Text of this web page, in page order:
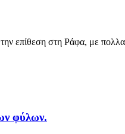
επίθεση στη Ράφα, με
φύλων.